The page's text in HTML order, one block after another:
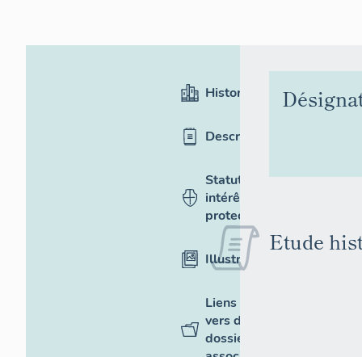
Historique
Description
Statut,
intérêt et
protection
Illustrations
Liens
vers des
dossiers
Etude